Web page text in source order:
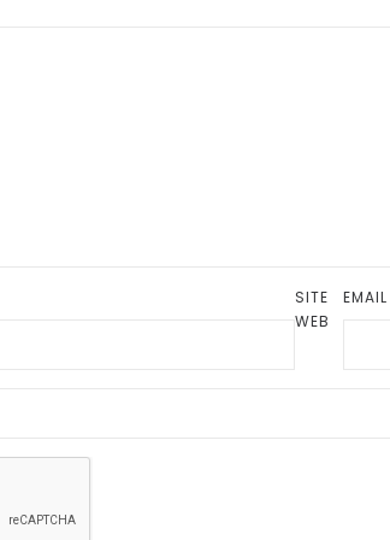
SITE
WEB